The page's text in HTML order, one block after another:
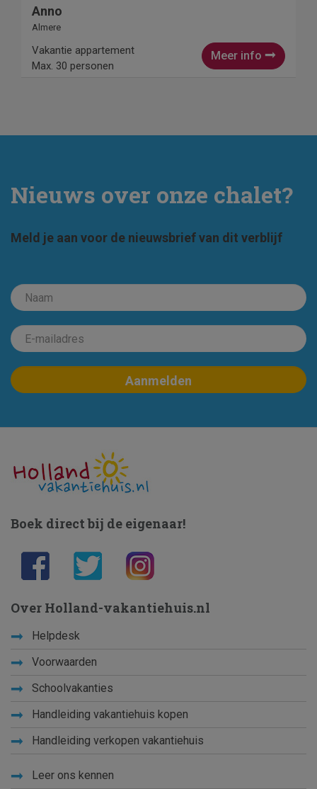
Anno
Almere
Meer info
Vakantie appartement
Max. 30 personen
Nieuws over onze chalet?
Meld je aan voor de nieuwsbrief van dit verblijf
Boek direct bij de eigenaar!
Over Holland-vakantiehuis.nl
Helpdesk
Voorwaarden
Schoolvakanties
Handleiding vakantiehuis kopen
Handleiding verkopen vakantiehuis
Leer ons kennen